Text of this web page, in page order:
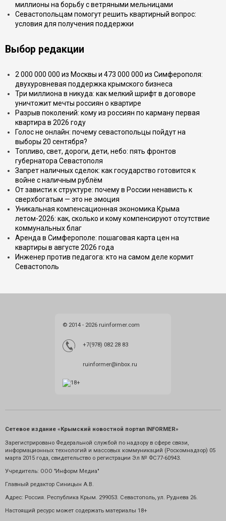
миллионы на борьбу с ветряными мельницами
Севастопольцам помогут решить квартирный вопрос:
условия для получения поддержки
Выбор редакции
2 000 000 000 из Москвы и 473 000 000 из Симферополя:
двухуровневая поддержка крымского бизнеса
Три миллиона в никуда: как мелкий шрифт в договоре
уничтожит мечты россиян о квартире
Разрыв поколений: кому из россиян по карману первая
квартира в 2026 году
Голос не онлайн: почему севастопольцы пойдут на
выборы 20 сентября?
Топливо, свет, дороги, дети, небо: пять фронтов
губернатора Севастополя
Запрет наличных сделок: как государство готовится к
войне с наличным рублём
От зависти к структуре: почему в России ненависть к
сверхбогатым — это не эмоция
Уникальная компенсационная экономика Крыма
летом-2026: как, сколько и кому компенсируют отсутствие
коммунальных благ
Аренда в Симферополе: пошаговая карта цен на
квартиры в августе 2026 года
Инженер против педагога: кто на самом деле кормит
Севастополь
© 2014 - 2026 ruinformer.com
+7(978) 082 28 83
ruinformer@inbox.ru
Сетевое издание «Крымский новостной портал INFORMER»
Зарегистрировано Федеральной службой по надзору в сфере связи,
информационных технологий и массовых коммуникаций (Роскомнадзор) 05
марта 2015 года, свидетельство о регистрации Эл № ФС77-60943.
Учредитель: ООО "Информ Медиа"
Главный редактор Синицын А.В.
Адрес: Россия. Республика Крым. 299053. Севастополь, ул. Руднева 26.
Настоящий ресурс может содержать материалы 18+